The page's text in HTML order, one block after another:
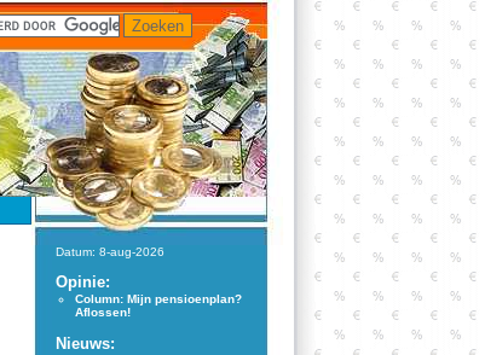
Datum: 8-aug-2026
Opinie:
Column: Mijn pensioenplan?
Aflossen!
Nieuws: